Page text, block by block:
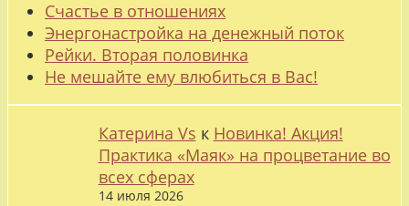
Счастье в отношениях
Энергонастройка на денежный поток
Рейки. Вторая половинка
Не мешайте ему влюбиться в Вас!
Катерина Vs к Новинка! Акция!
Практика «Маяк» на процветание во
всех сферах
14 июля 2026